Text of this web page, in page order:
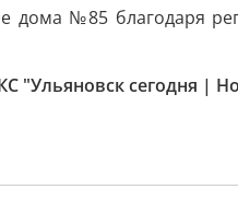
дома №85 благодаря
"Ульяновск сегодня |